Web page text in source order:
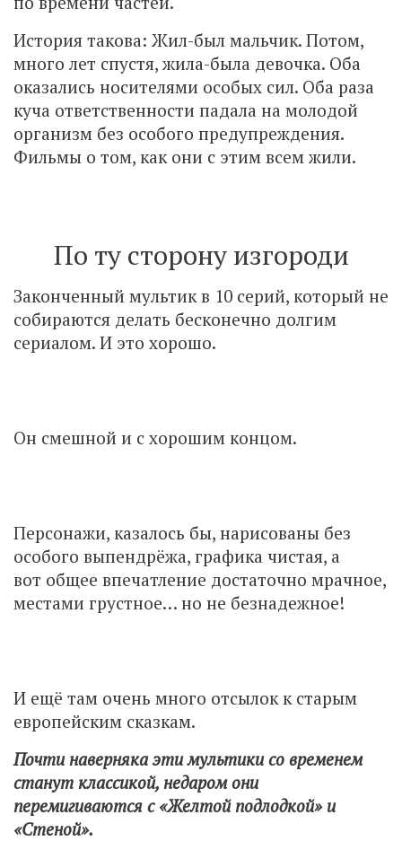
История такова: Жил-был мальчик. Потом,
много лет спустя, жила-была девочка. Оба
оказались носителями особых сил. Оба раза
куча ответственности падала на молодой
организм без особого предупреждения.
Фильмы о том, как они с этим всем жили.
По ту сторону изгороди
Законченный мультик в 10 серий, который не
собираются делать бесконечно долгим
сериалом. И это хорошо.
Он смешной и с хорошим концом.
Персонажи, казалось бы, нарисованы без
особого выпендрёжа, графика чистая, а
вот общее впечатление достаточно мрачное,
местами грустное… но не безнадежное!
И ещё там очень много отсылок к старым
европейским сказкам.
Почти наверняка эти мультики со временем
станут классикой, недаром они
перемигиваются с «Желтой подлодкой» и
«Стеной».